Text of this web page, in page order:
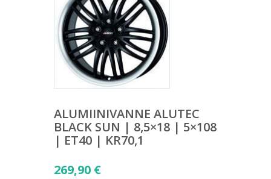
ALUMIINIVANNE ALUTEC
BLACK SUN | 8,5×18 | 5×108
| ET40 | KR70,1
269,90 €